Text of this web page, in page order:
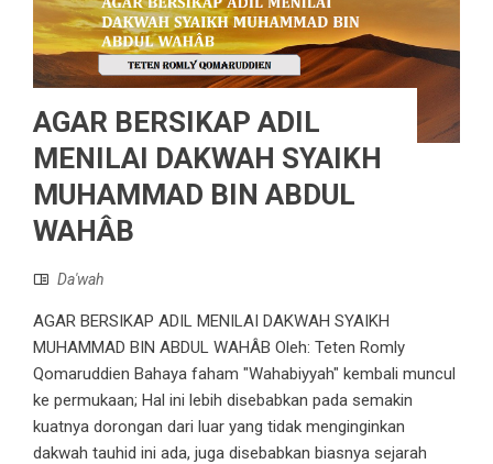
AGAR BERSIKAP ADIL
MENILAI DAKWAH SYAIKH
MUHAMMAD BIN ABDUL
WAHÂB
Da'wah
AGAR BERSIKAP ADIL MENILAI DAKWAH SYAIKH
MUHAMMAD BIN ABDUL WAHÂB Oleh: Teten Romly
Qomaruddien Bahaya faham "Wahabiyyah" kembali muncul
ke permukaan; Hal ini lebih disebabkan pada semakin
kuatnya dorongan dari luar yang tidak menginginkan
dakwah tauhid ini ada, juga disebabkan biasnya sejarah